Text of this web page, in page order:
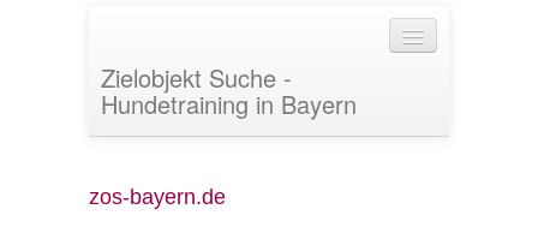
Zielobjekt Suche -
Hundetraining in Bayern
Aktuelle Termine
zos-bayern.de